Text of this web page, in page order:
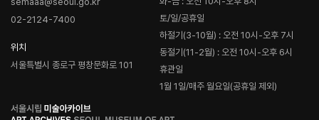
02-2124-7400
위치
서울특별시 종로구 평창문화로 101
토/일/공휴일
하절기(3-10월) : 오전 10시-오후 7시
동절기(11-2월) : 오전 10시-오후 6시
휴관일
1월 1일/매주 월요일(공휴일 제외)
로
고